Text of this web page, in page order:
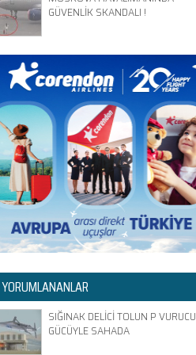
GÜVENLİK SKANDALI !
SIĞINAK DELİCİ TOLUN P VURUCU
GÜCÜYLE SAHADA